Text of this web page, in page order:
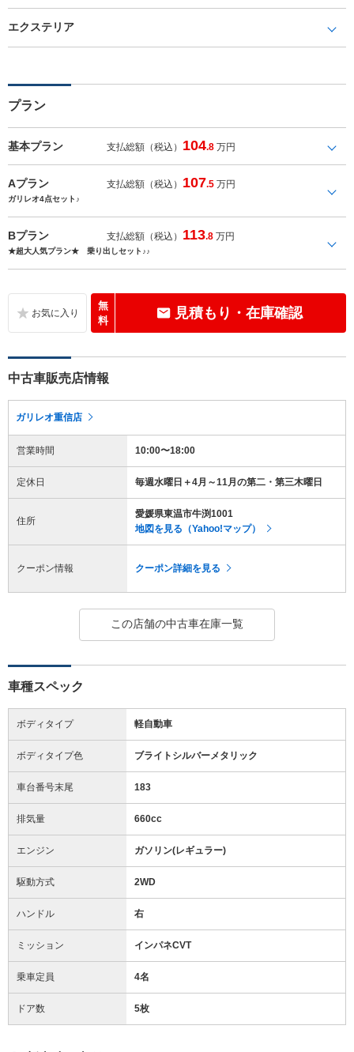
エクステリア
プラン
基本プラン 支払総額（税込） 104.8 万円
Aプラン 支払総額（税込） 107.5 万円
ガリレオ4点セット♪
Bプラン 支払総額（税込） 113.8 万円
★超大人気プラン★ 乗り出しセット♪♪
無
料
見積もり・在庫確認
中古車販売店情報
ガリレオ重信店
営業時間 10:00〜18:00
定休日 毎週水曜日＋4月～11月の第二・第三木曜日
住所
愛媛県東温市牛渕1001
地図を見る（Yahoo!マップ）
クーポン情報 クーポン詳細を見る
この店舗の中古車在庫一覧
車種スペック
ボディタイプ 軽自動車
ボディタイプ色 ブライトシルバーメタリック
車台番号末尾 183
排気量 660cc
エンジン ガソリン(レギュラー)
駆動方式 2WD
ハンドル 右
ミッション インパネCVT
乗車定員 4名
ドア数 5枚